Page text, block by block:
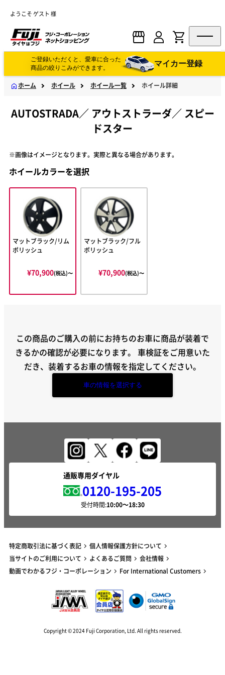
ようこそ ゲスト 様
ご登録いただくと、愛車に合った
商品の絞りこみができます。
マイカー登録
ホーム ホイール ホイール一覧 ホイール詳細
AUTOSTRADA／ アウトストラーダ／ スピー
ドスター
※画像はイメージとなります。実際と異なる場合があります。
ホイールカラーを選択
マットブラック/リム
ポリッシュ
¥70,900(税込)〜
マットブラック/フル
ポリッシュ
¥70,900(税込)〜
この商品のご購入の前にお持ちのお車に商品が装着で
きるかの確認が必要になります。 車検証をご用意いた
だき、装着するお車の情報を指定してください。
車の情報を選択する
通販専用ダイヤル
0120-195-205
受付時間:
特定商取引法に基づく表記
個人情報保護方針について
当サイトのご利用について
よくあるご質問
会社情報
動画でわかるフジ・コーポレーション
For International Customers
Copyright © 2024 Fuji Corporation, Ltd. All rights reserved.